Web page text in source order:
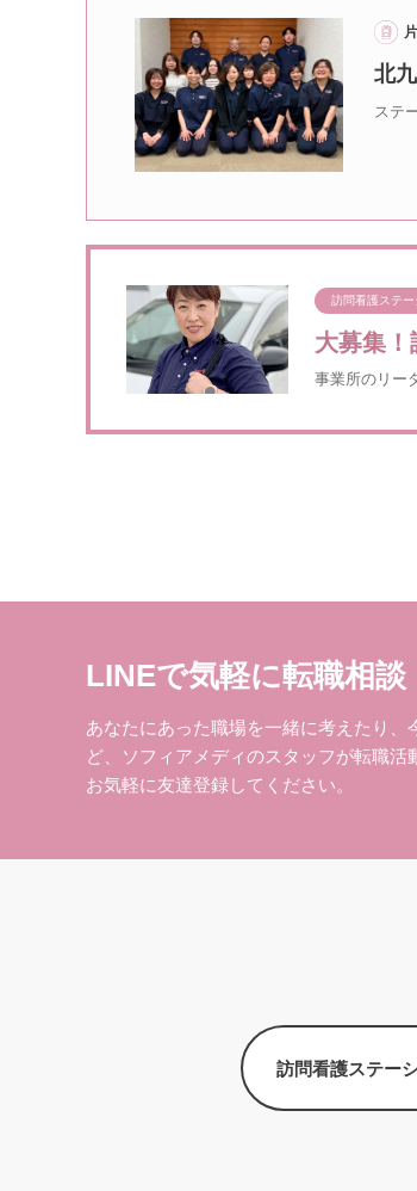
北
ステ
訪問看護ステ
大募集
事業所のリー
LINEで気軽に転職相談
あなたにあった職場を一緒に考えたり
ど、ソフィアメディのスタッフが転職活
お気軽に友達登録してください。
訪問看護ステー